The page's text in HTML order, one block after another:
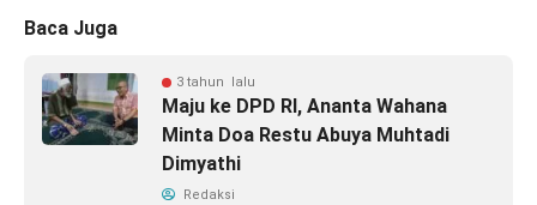
Baca Juga
3 tahun lalu
Maju ke DPD RI, Ananta Wahana
Minta Doa Restu Abuya Muhtadi
Dimyathi
Redaksi